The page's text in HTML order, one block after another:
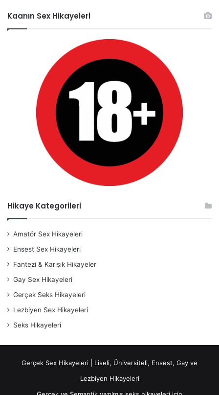
Kaanın Sex Hikayeleri
Hikaye Kategorileri
Amatör Sex Hikayeleri
Ensest Sex Hikayeleri
Fantezi & Karışık Hikayeler
Gay Sex Hikayeleri
Gerçek Seks Hikayeleri
Lezbiyen Sex Hikayeleri
Seks Hikayeleri
Gerçek Sex Hikayeleri | Liseli, Üniversiteli, Ensest, Gay ve
Lezbiyen Hikayeleri